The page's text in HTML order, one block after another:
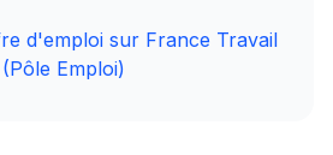
d'emploi sur France Travail
(Pôle Emploi)